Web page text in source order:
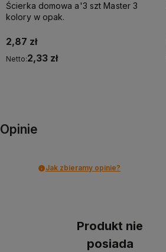
Ścierka domowa a'3 szt Master 3
kolory w opak.
2,87 zł
Netto:2,33 zł
Opinie
Jak zbieramy opinie?
Produkt nie
posiada